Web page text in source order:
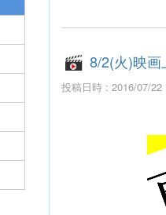
8/2(火)映
投稿日時 : 2016/07/22